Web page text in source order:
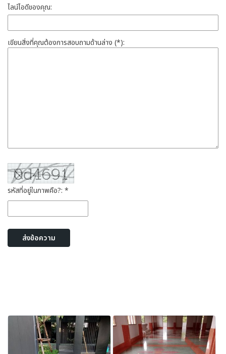
ไลน์ไอดีของคุณ:
เขียนสิ่งที่คุณต้องการสอบถามด้านล่าง (*):
รหัสที่อยู่ในภาพคือ?: *
ส่งข้อความ